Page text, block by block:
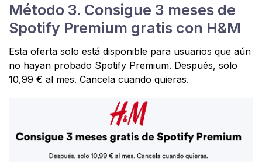
Método 3. Consigue 3 meses de
Spotify Premium gratis con H&M
Esta oferta solo está disponible para usuarios que aún
no hayan probado Spotify Premium. Después, solo
10,99 € al mes. Cancela cuando quieras.